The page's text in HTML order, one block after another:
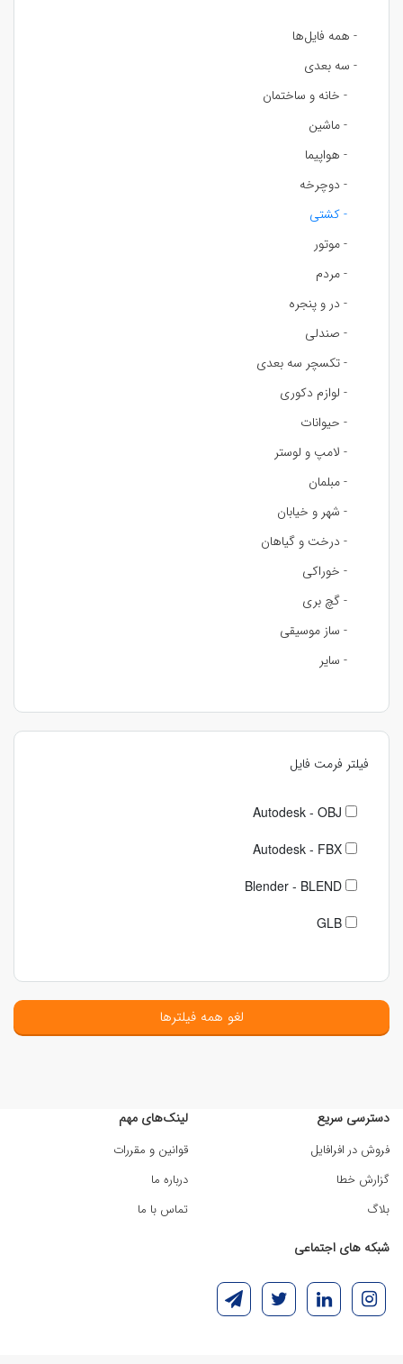
- همه فایل‌ها
- سه بعدی
- خانه و ساختمان
- ماشین
- هواپیما
- دوچرخه
- کشتی
- موتور
- مردم
- در و پنجره
- صندلی
- تکسچر سه بعدی
- لوازم دکوری
- حیوانات
- لامپ و لوستر
- مبلمان
- شهر و خیابان
- درخت و گیاهان
- خوراکی
- گچ بری
- ساز موسیقی
- سایر
فیلتر فرمت فایل
Autodesk - OBJ
Autodesk - FBX
Blender - BLEND
GLB
لغو همه فیلترها
دسترسی سریع
فروش در افرافایل
گزارش خطا
بلاگ
لینک‌های مهم
قوانین و مقررات
درباره ما
تماس با ما
شبکه های اجتماعی